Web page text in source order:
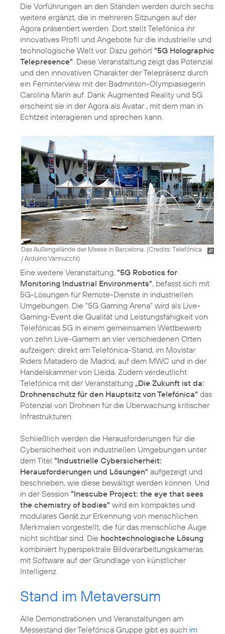
Die Vorführungen an den Ständen werden durch sechs
weitere ergänzt, die in mehreren Sitzungen auf der
Agora präsentiert werden. Dort stellt Telefónica ihr
innovatives Profil und Angebote für die industrielle und
technologische Welt vor. Dazu gehört "5G Holographic
Telepresence" . Diese Veranstaltung zeigt das Potenzial
und den innovativen Charakter der Telepräsenz durch
ein Ferninterview mit der Badminton-Olympiasiegerin
Carolina Marín auf. Dank Augmented Reality und 5G
erscheint sie in der Agora als Avatar , mit dem man in
Echtzeit interagieren und sprechen kann.
Das Außengelände der Messe in Barcelona. (Credits: Telefónica
/ Arduino Vannucchi)
Eine weitere Veranstaltung, "5G Robotics for
Monitoring Industrial Environments", befasst sich mit
5G-Lösungen für Remote-Dienste in industriellen
Umgebungen. Die "5G Gaming Arena" wird als Live-
Gaming-Event die Qualität und Leistungsfähigkeit von
Telefónicas 5G in einem gemeinsamen Wettbewerb
von zehn Live-Gamern an vier verschiedenen Orten
aufzeigen: direkt am Telefónica-Stand, im Movistar
Riders Matadero de Madrid, auf dem MWC und in der
Handelskammer von Lleida. Zudem verdeutlicht
Telefónica mit der Veranstaltung „Die Zukunft ist da:
Drohnenschutz für den Hauptsitz von Telefónica" das
Potenzial von Drohnen für die Überwachung kritischer
Infrastrukturen.
Schließlich werden die Herausforderungen für die
Cybersicherheit von industriellen Umgebungen unter
dem Titel "Industrielle Cybersicherheit:
Herausforderungen und Lösungen" aufgezeigt und
beschrieben, wie diese bewältigt werden können. Und
in der Session "Inescube Project: the eye that sees
the chemistry of bodies" wird ein kompaktes und
modulares Gerät zur Erkennung von menschlichen
Merkmalen vorgestellt, die für das menschliche Auge
nicht sichtbar sind. Die hochtechnologische Lösung
kombiniert hyperspektrale Bildverarbeitungskameras
mit Software auf der Grundlage von künstlicher
Intelligenz.
Stand im Metaversum
Alle Demonstrationen und Veranstaltungen am
Messestand der Telefónica Gruppe gibt es auch im